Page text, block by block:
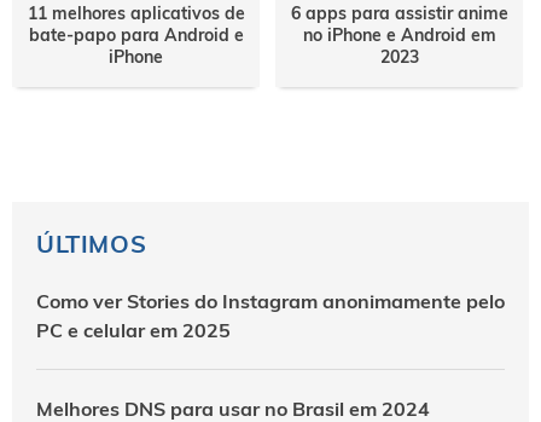
11 melhores aplicativos de
bate-papo para Android e
iPhone
6 apps para assistir anime
no iPhone e Android em
2023
ÚLTIMOS
Como ver Stories do Instagram anonimamente pelo
PC e celular em 2025
Melhores DNS para usar no Brasil em 2024